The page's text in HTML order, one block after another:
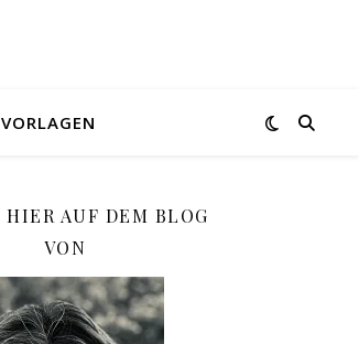
VORLAGEN
AUF DEM BLOG
VON